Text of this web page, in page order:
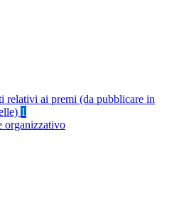
relativi ai premi (da pubblicare in
1
organizzativo